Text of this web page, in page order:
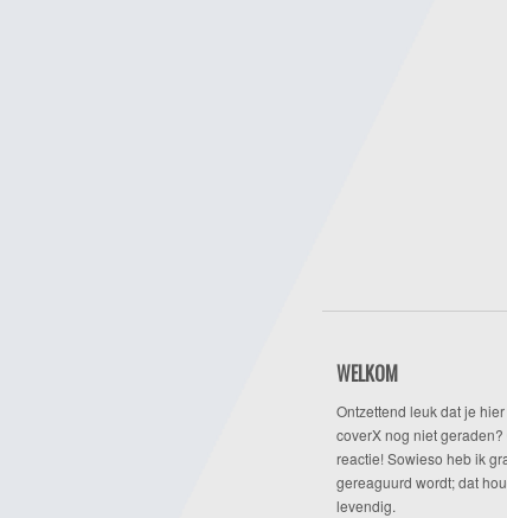
WELKOM
Ontzettend leuk dat je
coverX nog niet
reactie! Sowieso heb ik
gereaguurd wordt; dat
levendig.